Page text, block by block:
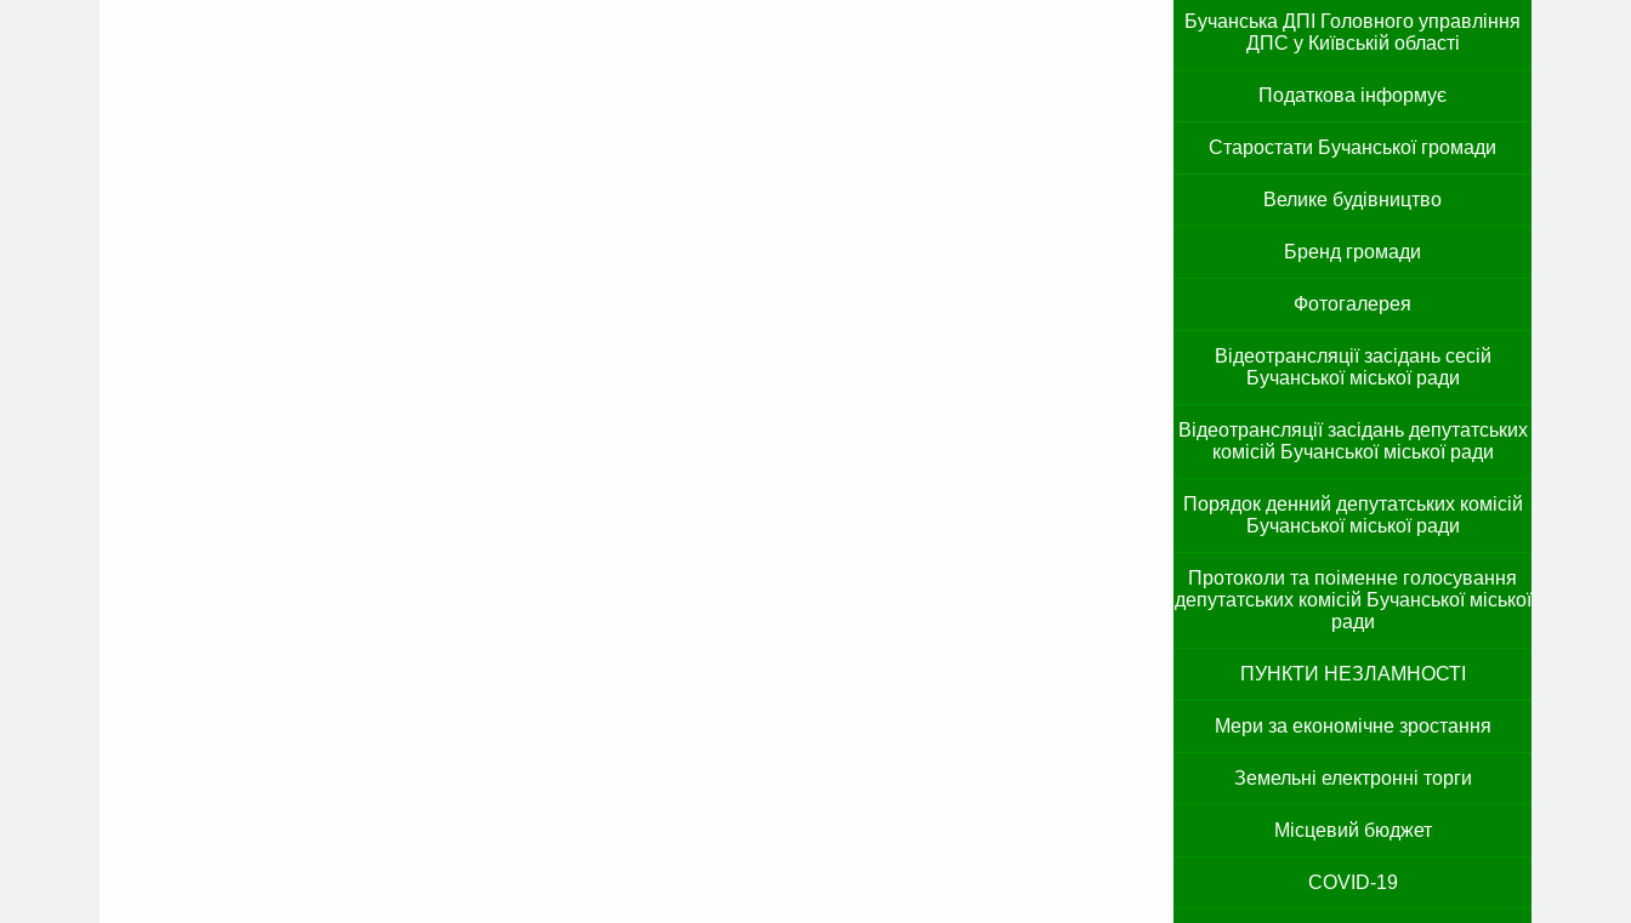
Бучанська ДПІ Головного управління
ДПС у Київській області
Податкова інформує
Старостати Бучанської громади
Велике будівництво
Бренд громади
Фотогалерея
Відеотрансляції засідань сесій
Бучанської міської ради
Відеотрансляції засідань депутатських
комісій Бучанської міської ради
Порядок денний депутатських комісій
Бучанської міської ради
Протоколи та поіменне голосування
депутатських комісій Бучанської міської
ради
ПУНКТИ НЕЗЛАМНОСТІ
Мери за економічне зростання
Земельні електронні торги
Місцевий бюджет
COVID-19